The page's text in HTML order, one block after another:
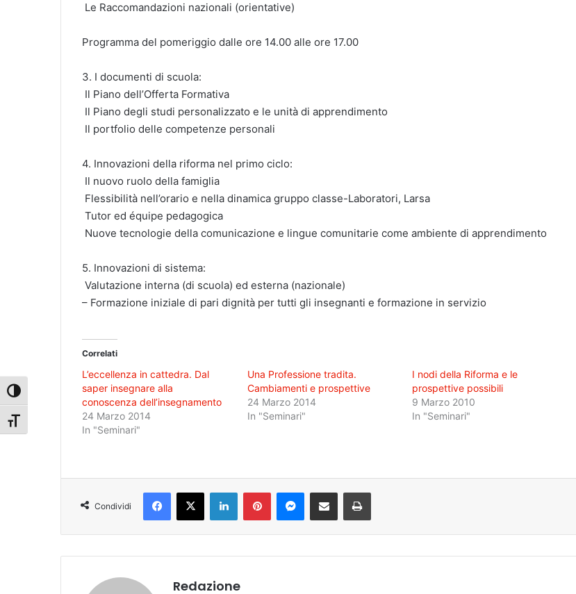
Attiva/disattiva alto contrasto
Attiva/disattiva dimensione testo
Le Raccomandazioni nazionali (orientative)
Programma del pomeriggio dalle ore 14.00 alle ore 17.00
3. I documenti di scuola:
Il Piano dell’Offerta Formativa
Il Piano degli studi personalizzato e le unità di apprendimento
Il portfolio delle competenze personali
4. Innovazioni della riforma nel primo ciclo:
Il nuovo ruolo della famiglia
Flessibilità nell’orario e nella dinamica gruppo classe-Laboratori, Larsa
Tutor ed équipe pedagogica
Nuove tecnologie della comunicazione e lingue comunitarie come ambiente di apprendimento
5. Innovazioni di sistema:
Valutazione interna (di scuola) ed esterna (nazionale)
– Formazione iniziale di pari dignità per tutti gli insegnanti e formazione in servizio
Correlati
L’eccellenza in cattedra. Dal
saper insegnare alla
conoscenza dell’insegnamento
24 Marzo 2014
In "Seminari"
Una Professione tradita.
Cambiamenti e prospettive
24 Marzo 2014
In "Seminari"
I nodi della Riforma e le
prospettive possibili
9 Marzo 2010
In "Seminari"
Condividi
Redazione